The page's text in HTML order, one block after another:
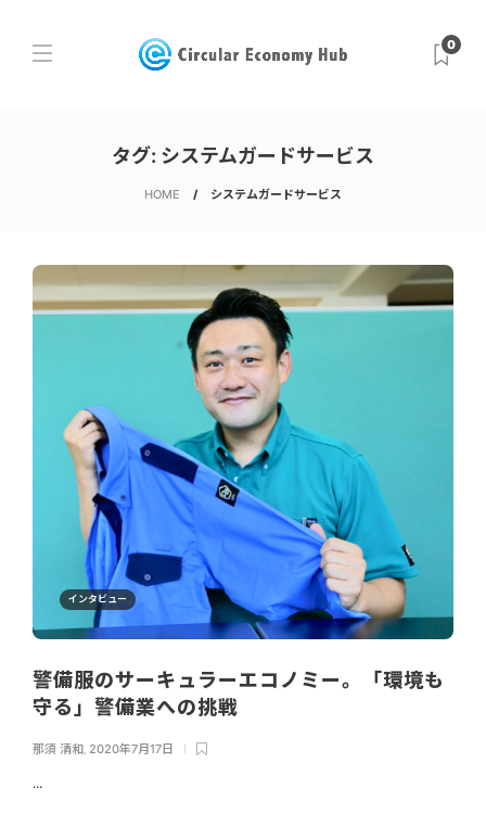
0
タグ: システムガードサービス
HOME システムガードサービス
インタビュー
警備服のサーキュラーエコノミー。「環境も
守る」警備業への挑戦
那須 清和, 2020年7月17日
...